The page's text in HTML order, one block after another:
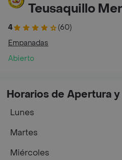
Teusaquillo
4
(60)
Empanadas
Abierto
Horarios de Apertura
Lunes
Martes
Miércoles